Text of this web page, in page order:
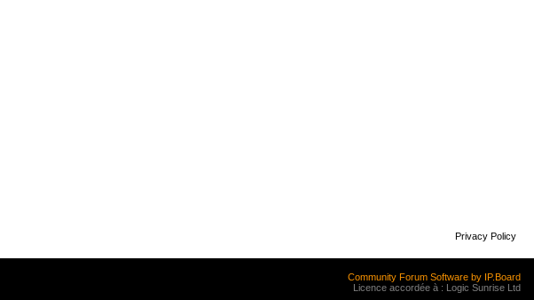
Privacy Policy
Community Forum Software by IP.Board
Licence accordée à : Logic Sunrise Ltd